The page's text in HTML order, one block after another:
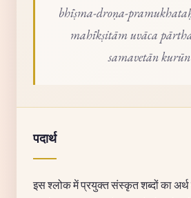
bhīṣma-droṇa-
mahīkṣitām uvāca
samavetān
पदार्थ
इस श्लोक में प्रयुक्त संस्कृत शब्दों का अर्थ